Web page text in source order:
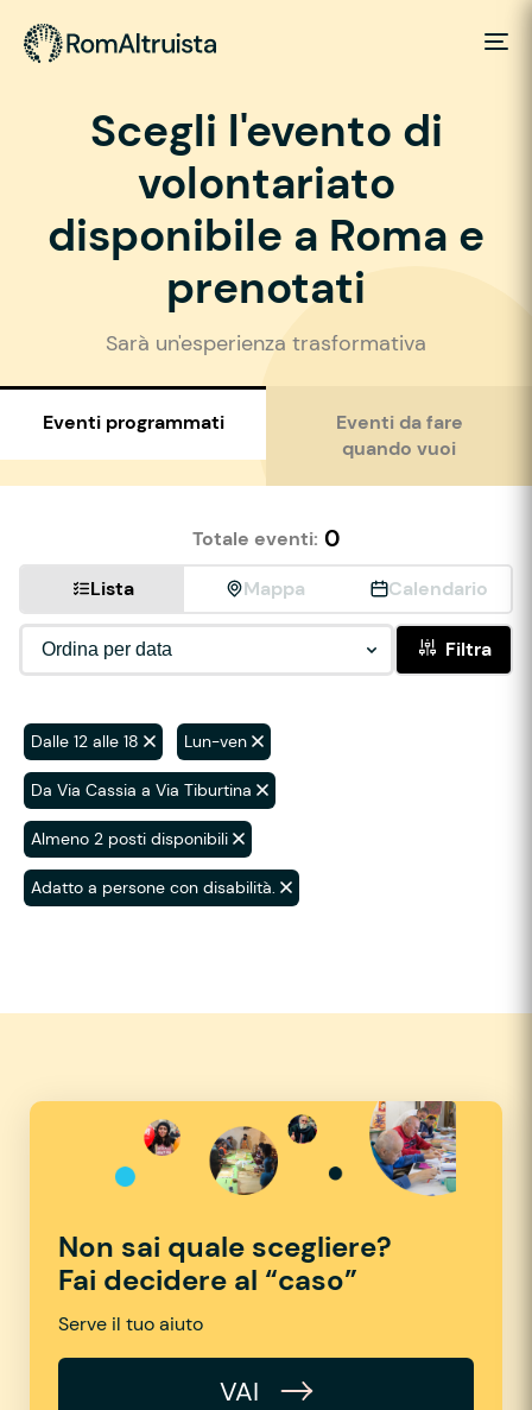
Scegli l'evento di
volontariato
disponibile a Roma e
prenotati
Sarà un'esperienza trasformativa
Eventi programmati
Eventi da fare
quando vuoi
Totale eventi: 0
Lista Mappa Calendario
Filtra
Dalle 12 alle 18 Lun-ven
Da Via Cassia a Via Tiburtina
Almeno 2 posti disponibili
Adatto a persone con disabilità.
Non sai quale scegliere?
Fai decidere al “caso”
Serve il tuo aiuto
VAI